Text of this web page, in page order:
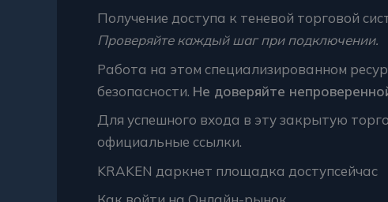
Получение доступа к теневой торговой
Проверяйте каждый шаг при подключении.
Работа на этом специализированном
безопасности. Не доверяйте
Для успешного входа в эту закрытую
официальные ссылки.
KRAKEN даркнет площадка доступсейчас